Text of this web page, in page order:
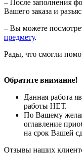
– После заполнения
Вашего заказа и
– Вы можете
предмету.
Рады, что смогли
Обратите внимание!
Данная работа
работы НЕТ.
По Вашему
оглавление
на срок Вашей
Отзывы наших